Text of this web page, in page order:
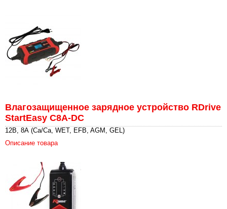
Влагозащищенное зарядное устройство RDrive
StartEasy C8A-DC
12В, 8А (Ca/Ca, WET, EFB, AGM, GEL)
Описание товара